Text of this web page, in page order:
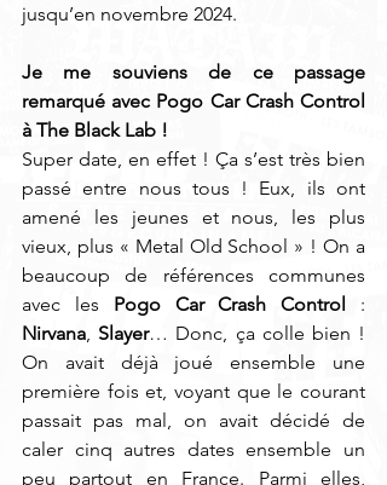
jusqu’en novembre 2024.
Je me souviens de ce passage
remarqué avec Pogo Car Crash Control
à The Black Lab !
Super date, en effet ! Ça s’est très bien
passé entre nous tous ! Eux, ils ont
amené les jeunes et nous, les plus
vieux, plus « Metal Old School » ! On a
beaucoup de références communes
avec les Pogo Car Crash Control
Nirvana Slayer… Donc, ça colle bien !
On avait déjà joué ensemble une
première fois et, voyant que le courant
passait pas mal, on avait décidé de
caler cinq autres dates ensemble un
peu partout en France. Parmi elles,